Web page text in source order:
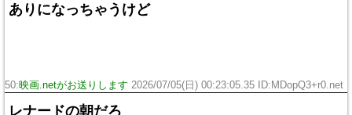
ありになっちゃうけど
50:映画.netがお送りします 2026/07/05(日) 00:23:05.35 ID:MDopQ3+r0.net
レナードの朝だろ